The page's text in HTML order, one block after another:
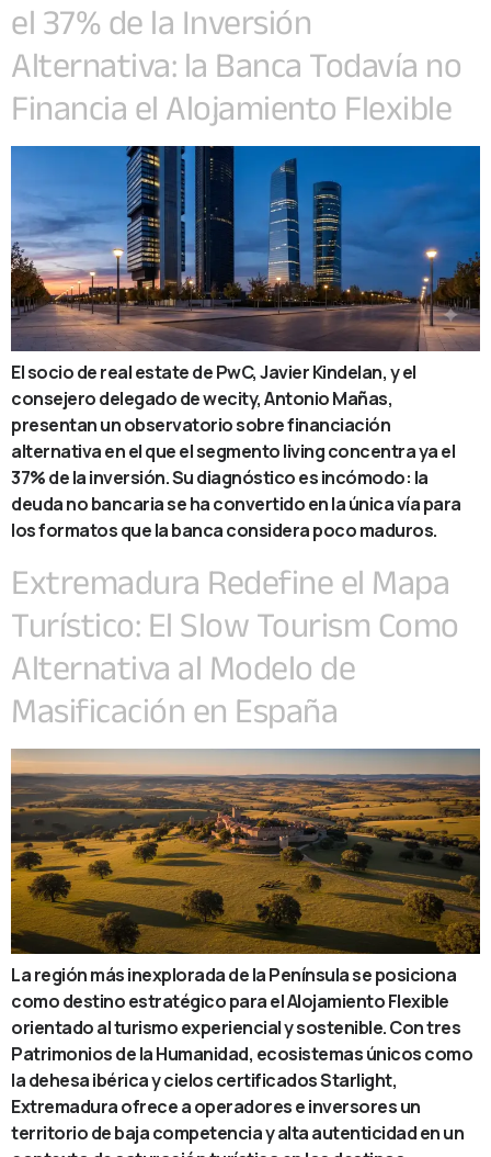
el 37% de la Inversión
Alternativa: la Banca Todavía no
Financia el Alojamiento Flexible
El socio de real estate de PwC, Javier Kindelan, y el
consejero delegado de wecity, Antonio Mañas,
presentan un observatorio sobre financiación
alternativa en el que el segmento living concentra ya el
37% de la inversión. Su diagnóstico es incómodo: la
deuda no bancaria se ha convertido en la única vía para
los formatos que la banca considera poco maduros.
Extremadura Redefine el Mapa
Turístico: El Slow Tourism Como
Alternativa al Modelo de
Masificación en España
La región más inexplorada de la Península se posiciona
como destino estratégico para el Alojamiento Flexible
orientado al turismo experiencial y sostenible. Con tres
Patrimonios de la Humanidad, ecosistemas únicos como
la dehesa ibérica y cielos certificados Starlight,
Extremadura ofrece a operadores e inversores un
territorio de baja competencia y alta autenticidad en un